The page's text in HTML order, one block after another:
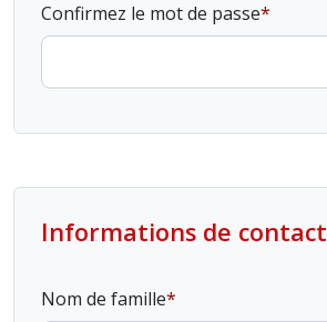
Confirmez le mot de passe
Informations de contact
Nom de famille